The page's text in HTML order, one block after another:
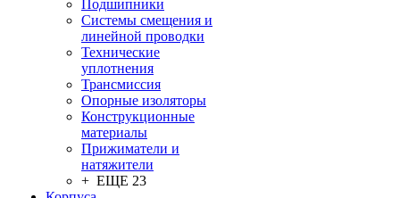
Подшипники
Системы смещения и
линейной проводки
Технические
уплотнения
Трансмиссия
Опорные изоляторы
Конструкционные
материалы
Прижиматели и
натяжители
+ ЕЩЕ 23